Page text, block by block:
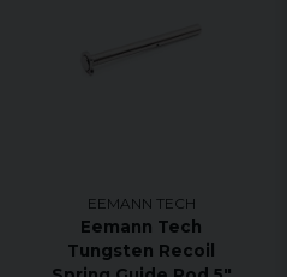
EEMANN TECH
Eemann Tech
Tungsten Recoil